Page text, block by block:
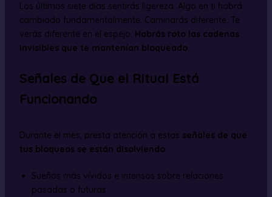
Los últimos siete días sentirás ligereza. Algo en ti habrá
cambiado fundamentalmente. Caminarás diferente. Te
verás diferente en el espejo. Habrás roto las cadenas
invisibles que te mantenían bloqueado.
Señales de Que el Ritual Está
Funcionando
Durante el mes, presta atención a estas señales de que
tus bloqueos se están disolviendo:
Sueños más vívidos e intensos sobre relaciones
pasadas o futuras